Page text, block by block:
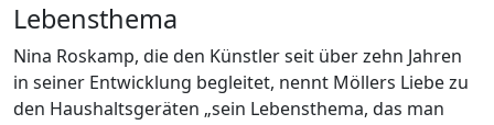
Lebensthema
Nina Roskamp, die den Künstler seit über zehn Jahren
in seiner Entwicklung begleitet, nennt Möllers Liebe zu
den Haushaltsgeräten „sein Lebensthema, das man